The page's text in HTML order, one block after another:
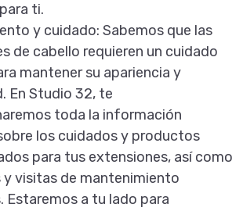
ti.
y cuidado: Sabemos que las
de cabello requieren un cuidado
mantener su apariencia y
En Studio 32, te
toda la información
los cuidados y productos
para tus extensiones, así como
y visitas de mantenimiento
Estaremos a tu lado para